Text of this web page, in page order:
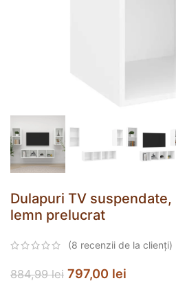
Dulapuri TV
lemn prelucrat
(8 recenzii de la clienți)
884,99lei 797,00 lei